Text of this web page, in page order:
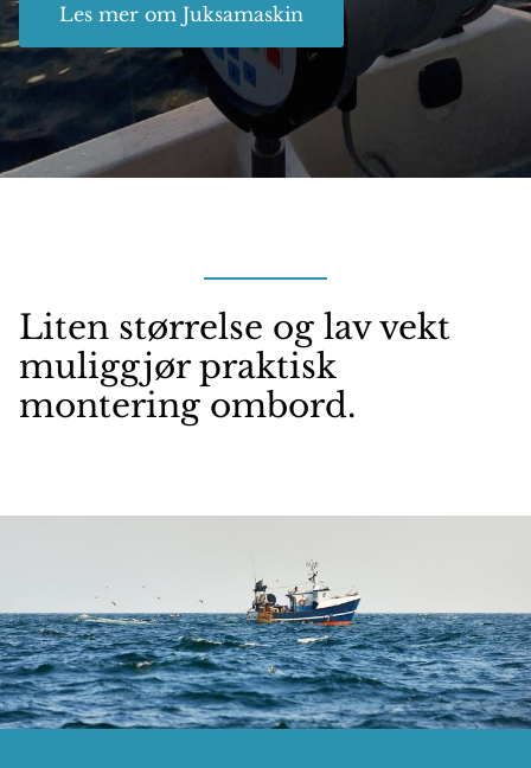
Les mer om Juksamaskin
Liten størrelse og lav vekt
muliggjør praktisk
montering ombord.